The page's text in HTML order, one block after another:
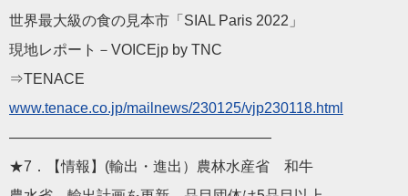
世界最大級の食の見本市「SIAL Paris 2022」
現地レポート－VOICEjp by TNC
⇒TENACE
www.tenace.co.jp/mailnews/230125/vjp230118.html
——————————————————
★7．【情報】(輸出・進出）農林水産省 和牛